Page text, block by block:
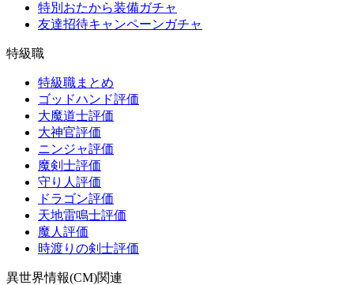
特別おたから装備ガチャ
友達招待キャンペーンガチャ
特級職
特級職まとめ
ゴッドハンド評価
大魔道士評価
大神官評価
ニンジャ評価
魔剣士評価
守り人評価
ドラゴン評価
天地雷鳴士評価
魔人評価
時渡りの剣士評価
異世界情報(CM)関連